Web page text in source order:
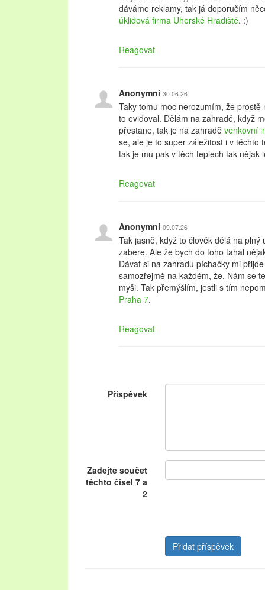
dáváme reklamy, tak já doporučím
úklidová firma Uherské Hradiště. :)
Reagovat
Anonymni 30.06.26
Taky tomu moc nerozumím, že
to evidoval. Dělám na zahradě, když
přestane, tak je na zahradě venkovní
se, ale je to super záležitost i v těchto
tak je mu pak v těch teplech tak nějak
Reagovat
Anonymni 09.07.26
Tak jasně, když to člověk dělá na plný
zabere. Ale že bych do toho tahal
Dávat si na zahradu píchačky mi
samozřejmě na každém, že. Nám se
myši. Tak přemýšlím, jestli s tím
Praha 7.
Reagovat
Příspěvek
Zadejte součet
těchto čísel 7 a
2